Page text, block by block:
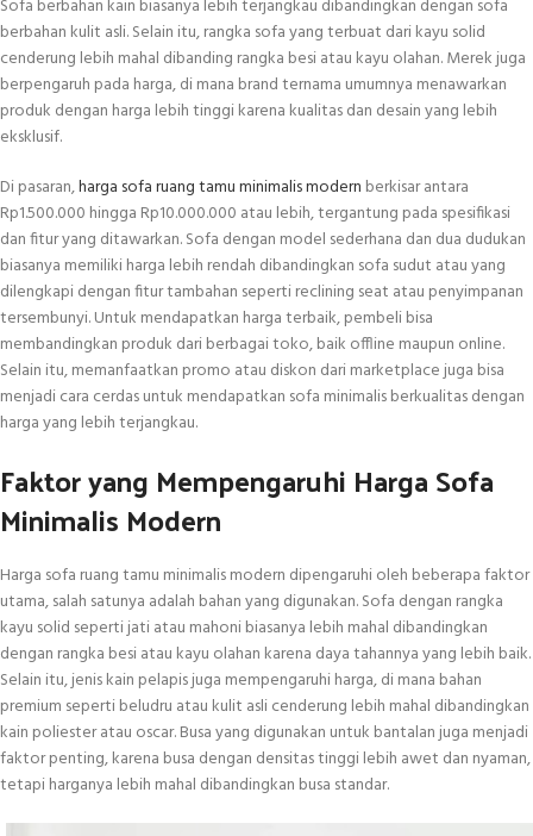
Sofa berbahan kain biasanya lebih terjangkau dibandingkan dengan sofa
berbahan kulit asli. Selain itu, rangka sofa yang terbuat dari kayu solid
cenderung lebih mahal dibanding rangka besi atau kayu olahan. Merek juga
berpengaruh pada harga, di mana brand ternama umumnya menawarkan
produk dengan harga lebih tinggi karena kualitas dan desain yang lebih
eksklusif.
Di pasaran,harga sofa ruang tamu minimalis modern berkisar antara
Rp1.500.000 hingga Rp10.000.000 atau lebih, tergantung pada spesifikasi
dan fitur yang ditawarkan. Sofa dengan model sederhana dan dua dudukan
biasanya memiliki harga lebih rendah dibandingkan sofa sudut atau yang
dilengkapi dengan fitur tambahan seperti reclining seat atau penyimpanan
tersembunyi. Untuk mendapatkan harga terbaik, pembeli bisa
membandingkan produk dari berbagai toko, baik offline maupun online.
Selain itu, memanfaatkan promo atau diskon dari marketplace juga bisa
menjadi cara cerdas untuk mendapatkan sofa minimalis berkualitas dengan
harga yang lebih terjangkau.
Faktor yang Mempengaruhi Harga Sofa
Minimalis Modern
Harga sofa ruang tamu minimalis modern dipengaruhi oleh beberapa faktor
utama, salah satunya adalah bahan yang digunakan. Sofa dengan rangka
kayu solid seperti jati atau mahoni biasanya lebih mahal dibandingkan
dengan rangka besi atau kayu olahan karena daya tahannya yang lebih baik.
Selain itu, jenis kain pelapis juga mempengaruhi harga, di mana bahan
premium seperti beludru atau kulit asli cenderung lebih mahal dibandingkan
kain poliester atau oscar. Busa yang digunakan untuk bantalan juga menjadi
faktor penting, karena busa dengan densitas tinggi lebih awet dan nyaman,
tetapi harganya lebih mahal dibandingkan busa standar.